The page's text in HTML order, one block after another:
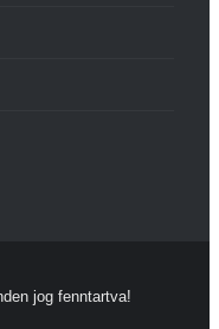
jog fenntartva!